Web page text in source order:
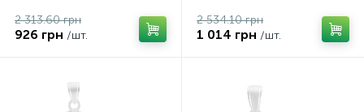
2 313.60 грн
926 грн /шт.
2 534.10 грн
1 014 грн /шт.